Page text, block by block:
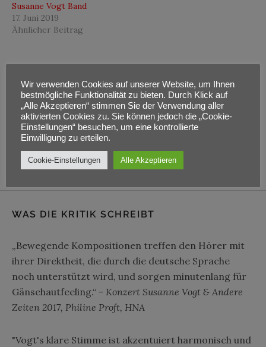
Susanne Vogt Band
17. Juni 2019
Ähnlicher Beitrag
Adresse
Wilhelmsthaler Straße 14
Espenau,34314
WAS DIE KRITIK SCHREIBT
„Bewegende Kompositionen treffen den Hörer mit
ihrer Direktheit, die durch die deutsche Sprache
noch unterstützt wird, und sorgen minutenlang für
Gänsehautfeeling.“ - Konzert Susanne Vogt & Andere
Zeiten 2017, Philine Proft, HNA
"Vogt's klare Stimme ist akzentuiert harmonisch und
Wir verwenden Cookies auf unserer Website, um Ihnen
bestmögliche Funktionalität zu bieten. Durch Klick auf
„Alle Akzeptieren“ stimmen Sie der Verwendung aller
aktivierten Cookies zu. Sie können jedoch die „Cookie-
Einstellungen“ besuchen, um eine kontrollierte
Einwilligung zu erteilen.
Cookie-Einstellungen Alle Akzeptieren